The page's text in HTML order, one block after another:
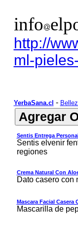
info
http://
ml-
YerbaSana.cl -
Sentis Entrega
Sentis elvenir
regiones
Crema Natural Con
Dato casero con
Mascara Facial Casera
Mascarilla de